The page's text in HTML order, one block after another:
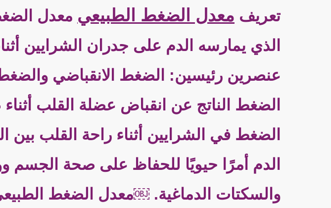
تعريف معدل الضغط الطبيعي معدل
الذي يمارسه الدم على جدران الشرايين
عنصرين رئيسين: الضغط الانقباضي
الضغط الناتج عن انقباض عضلة القلب
الضغط في الشرايين أثناء راحة القلب
الدم أمرًا حيويًا للحفاظ على صحة
والسكتات الدماغية. ￼معدل الضغط